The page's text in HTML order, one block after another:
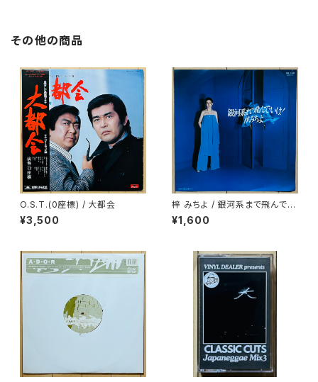
その他の商品
O.S.T.(0座標) / 大都会
¥3,500
梓 みちよ / 銀河系まで飛んでい
け！
¥1,600